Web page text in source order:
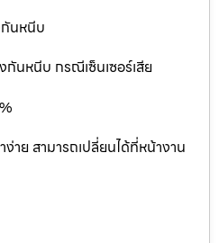
นหนีบ
นหนีบ กรณีเซ็นเซอร์เสีย
าย สามารถเปลี่ยนได้ที่หน้างาน